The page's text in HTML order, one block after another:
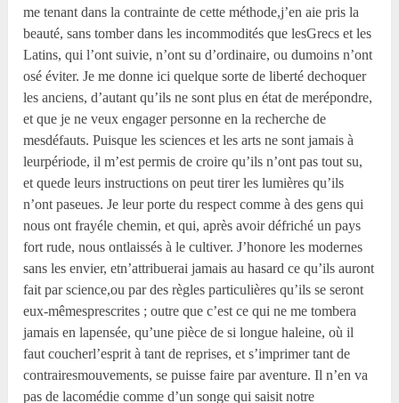
me tenant dans la contrainte de cette méthode,j’en aie pris la
beauté, sans tomber dans les incommodités que lesGrecs et les
Latins, qui l’ont suivie, n’ont su d’ordinaire, ou dumoins n’ont
osé éviter. Je me donne ici quelque sorte de liberté dechoquer
les anciens, d’autant qu’ils ne sont plus en état de merépondre,
et que je ne veux engager personne en la recherche de
mesdéfauts. Puisque les sciences et les arts ne sont jamais à
leurpériode, il m’est permis de croire qu’ils n’ont pas tout su,
et quede leurs instructions on peut tirer les lumières qu’ils
n’ont paseues. Je leur porte du respect comme à des gens qui
nous ont frayéle chemin, et qui, après avoir défriché un pays
fort rude, nous ontlaissés à le cultiver. J’honore les modernes
sans les envier, etn’attribuerai jamais au hasard ce qu’ils auront
fait par science,ou par des règles particulières qu’ils se seront
eux-mêmesprescrites ; outre que c’est ce qui ne me tombera
jamais en lapensée, qu’une pièce de si longue haleine, où il
faut coucherl’esprit à tant de reprises, et s’imprimer tant de
contrairesmouvements, se puisse faire par aventure. Il n’en va
pas de lacomédie comme d’un songe qui saisit notre